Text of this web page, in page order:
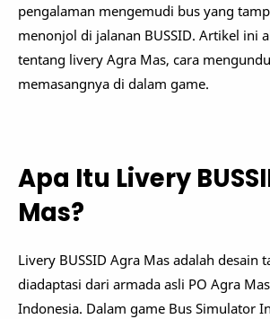
pengalaman mengemudi bus yang
menonjol di jalanan BUSSID. Artikel ini
tentang livery Agra Mas, cara
memasangnya di dalam game.
Apa Itu Livery
Mas?
Livery BUSSID Agra Mas adalah desain
diadaptasi dari armada asli PO Agra
Indonesia. Dalam game Bus Simulator